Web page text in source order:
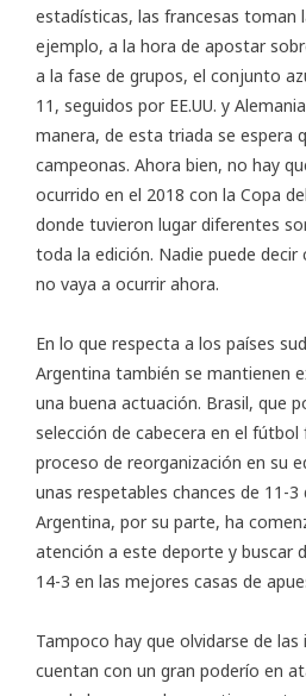
estadísticas, las francesas toman
ejemplo, a la hora de apostar
a la fase de grupos, el conjunto
11, seguidos por EE.UU. y
manera, de esta triada se espera
campeonas. Ahora bien, no hay
ocurrido en el 2018 con la Copa
donde tuvieron lugar diferentes
toda la edición. Nadie puede
no vaya a ocurrir ahora.
En lo que respecta a los países
Argentina también se mantienen
una buena actuación. Brasil, que
selección de cabecera en el fútbol
proceso de reorganización en su
unas respetables chances de 11-
Argentina, por su parte, ha
atención a este deporte y buscar
14-3 en las mejores casas de
Tampoco hay que olvidarse de las
cuentan con un gran poderío en